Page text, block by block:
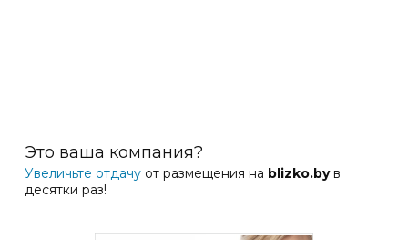
Это ваша компания?
Увеличьте отдачу от размещения на blizko.byв
десятки раз!